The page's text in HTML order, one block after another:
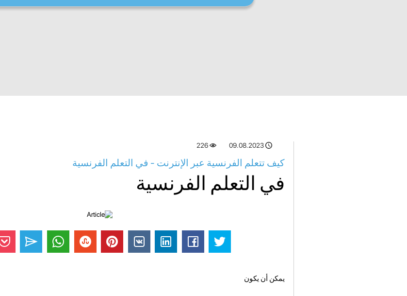
09.08.2023
226
كيف تتعلم الفرنسية عبر الإنترنت - في التعلم الفرنسية
في التعلم الفرنسية
يمكن أن يكون